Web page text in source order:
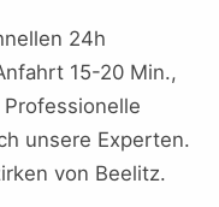
24h
15-20 Min.,
unsere Experten.
von Beelitz.